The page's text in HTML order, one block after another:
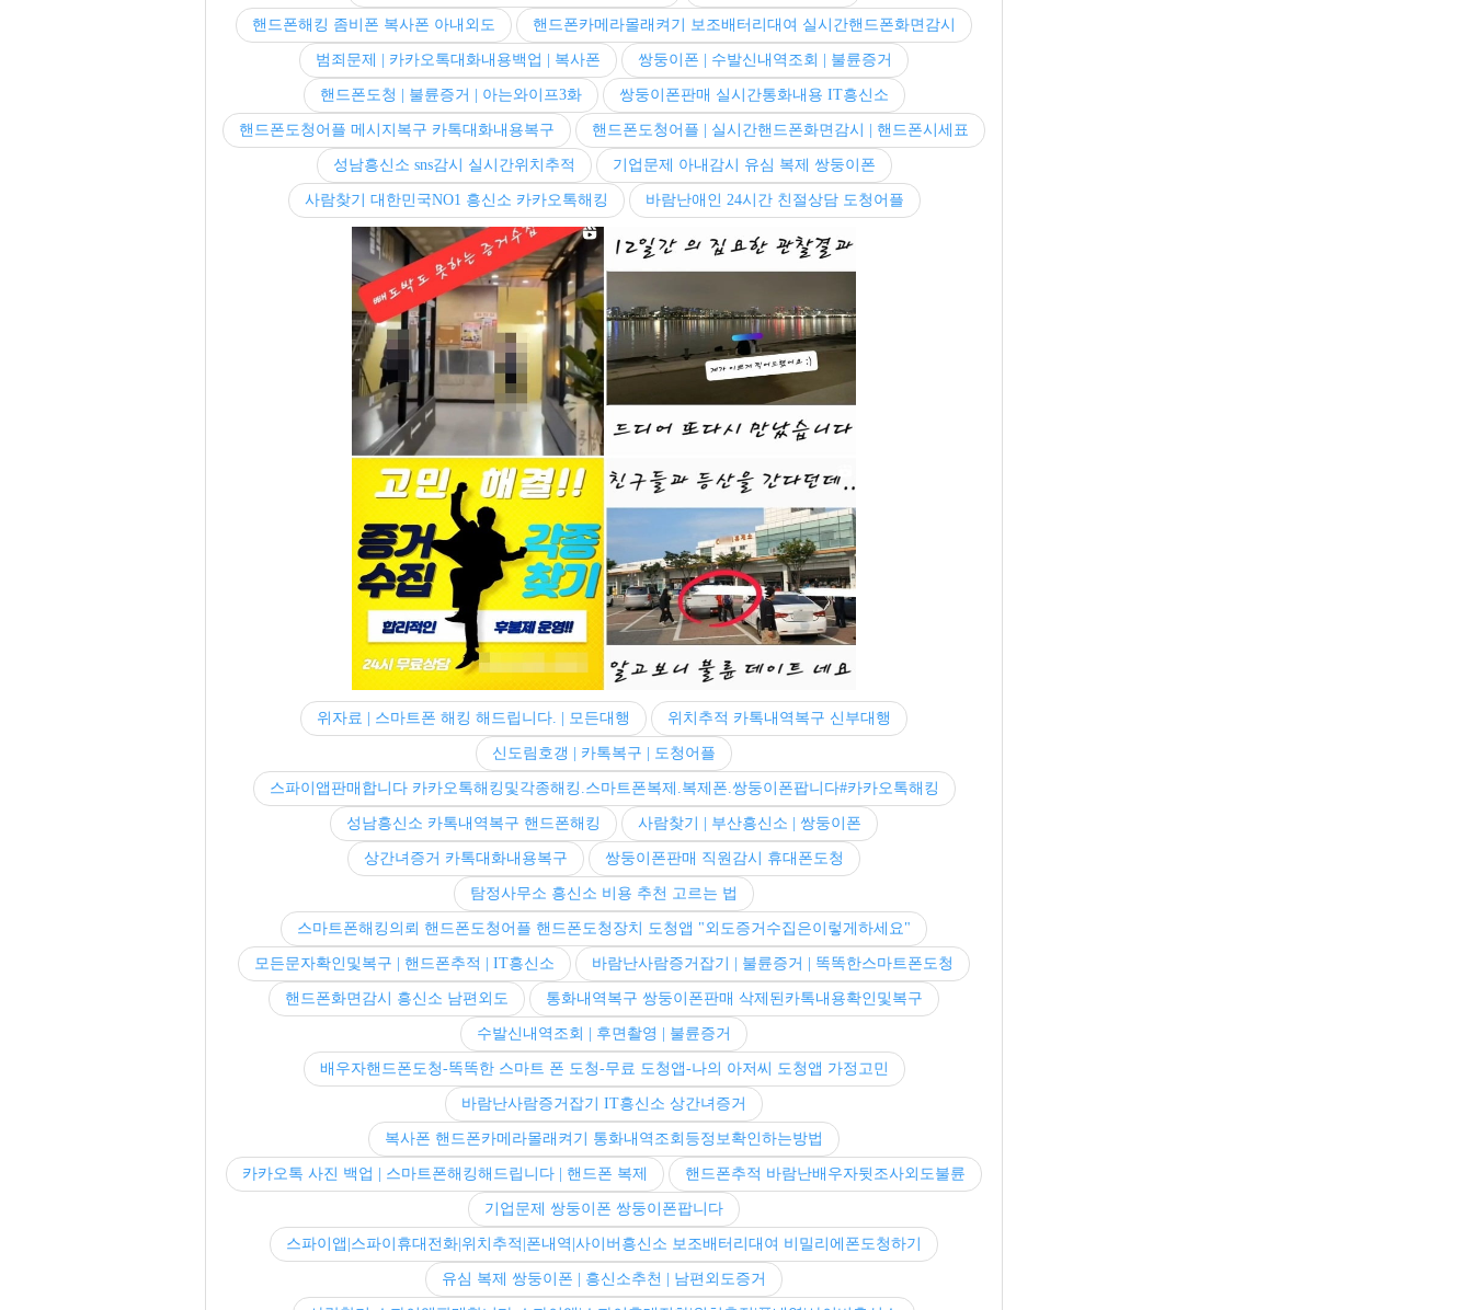
핸드폰해킹 좀비폰 복사폰 아내외도 핸드폰카메라몰래켜기 보조배터리대여 실시간핸드폰화면감시
범죄문제 | 카카오톡대화내용백업 | 복사폰 쌍둥이폰 | 수발신내역조회 | 불륜증거
핸드폰도청 | 불륜증거 | 아는와이프3화 쌍둥이폰판매 실시간통화내용 IT흥신소
핸드폰도청어플 메시지복구 카톡대화내용복구 핸드폰도청어플 | 실시간핸드폰화면감시 | 핸드폰시세표
성남흥신소 sns감시 실시간위치추적 기업문제 아내감시 유심 복제 쌍둥이폰
사람찾기 대한민국NO1 흥신소 카카오톡해킹 바람난애인 24시간 친절상담 도청어플
위자료 | 스마트폰 해킹 해드립니다. | 모든대행 위치추적 카톡내역복구 신부대행
신도림호갱 | 카톡복구 | 도청어플
스파이앱판매합니다 카카오톡해킹및각종해킹.스마트폰복제.복제폰.쌍둥이폰팝니다#카카오톡해킹
성남흥신소 카톡내역복구 핸드폰해킹 사람찾기 | 부산흥신소 | 쌍둥이폰
상간녀증거 카톡대화내용복구 쌍둥이폰판매 직원감시 휴대폰도청
탐정사무소 흥신소 비용 추천 고르는 법
스마트폰해킹의뢰 핸드폰도청어플 핸드폰도청장치 도청앱 "외도증거수집은이렇게하세요"
모든문자확인및복구 | 핸드폰추적 | IT흥신소 바람난사람증거잡기 | 불륜증거 | 똑똑한스마트폰도청
핸드폰화면감시 흥신소 남편외도 통화내역복구 쌍둥이폰판매 삭제된카톡내용확인및복구
수발신내역조회 | 후면촬영 | 불륜증거
배우자핸드폰도청-똑똑한 스마트 폰 도청-무료 도청앱-나의 아저씨 도청앱 가정고민
바람난사람증거잡기 IT흥신소 상간녀증거
복사폰 핸드폰카메라몰래켜기 통화내역조회등정보확인하는방법
카카오톡 사진 백업 | 스마트폰해킹해드립니다 | 핸드폰 복제 핸드폰추적 바람난배우자뒷조사외도불륜
기업문제 쌍둥이폰 쌍둥이폰팝니다
스파이앱|스파이휴대전화|위치추적|폰내역|사이버흥신소 보조배터리대여 비밀리에폰도청하기
유심 복제 쌍둥이폰 | 흥신소추천 | 남편외도증거